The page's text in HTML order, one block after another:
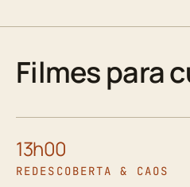
Filmes para
13h00
REDESCOBERTA & CAOS